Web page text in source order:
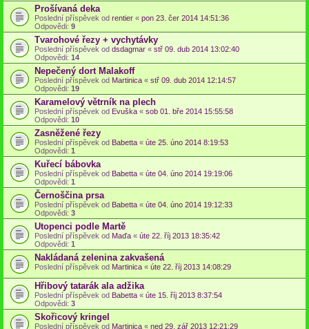
Prošívaná deka
Poslední příspěvek od rentier « pon 23. čer 2014 14:51:36
Odpovědi: 9
Tvarohové řezy + vychytávky
Poslední příspěvek od dsdagmar « stř 09. dub 2014 13:02:40
Odpovědi: 14
Nepečený dort Malakoff
Poslední příspěvek od Martinica « stř 09. dub 2014 12:14:57
Odpovědi: 19
Karamelový větrník na plech
Poslední příspěvek od Evuška « sob 01. bře 2014 15:55:58
Odpovědi: 10
Zasněžené řezy
Poslední příspěvek od Babetta « úte 25. úno 2014 8:19:53
Odpovědi: 1
Kuřecí bábovka
Poslední příspěvek od Babetta « úte 04. úno 2014 19:19:06
Odpovědi: 1
Černoščina prsa
Poslední příspěvek od Babetta « úte 04. úno 2014 19:12:33
Odpovědi: 3
Utopenci podle Martě
Poslední příspěvek od Maďa « úte 22. říj 2013 18:35:42
Odpovědi: 1
Nakládaná zelenina zakvašená
Poslední příspěvek od Martinica « úte 22. říj 2013 14:08:29
Hřibový tatarák ala adžika
Poslední příspěvek od Babetta « úte 15. říj 2013 8:37:54
Odpovědi: 3
Skořicový kringel
Poslední příspěvek od Martinica « ned 29. zář 2013 12:21:29